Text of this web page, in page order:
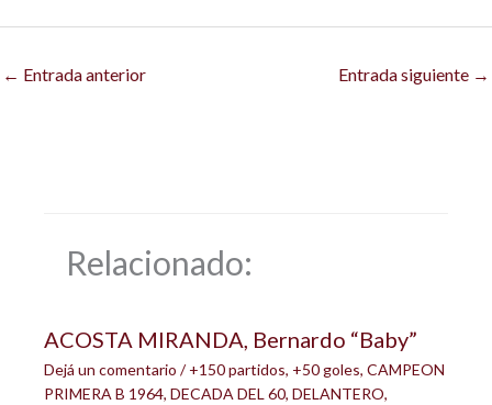
← Entrada anterior Entrada siguiente →
Relacionado:
ACOSTA MIRANDA, Bernardo “Baby”
Dejá un comentario /+150 partidos, +50 goles, CAMPEON
PRIMERA B 1964, DECADA DEL 60, DELANTERO,